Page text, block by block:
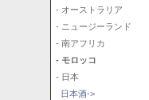
- オーストラリア
- ニュージーランド
- 南アフリカ
- モロッコ
- 日本
日本酒->